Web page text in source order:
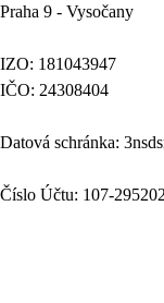
Praha 9 - Vysočany
IZO: 181043947
IČO: 24308404
Datová schránka:
Číslo Účtu: 107-